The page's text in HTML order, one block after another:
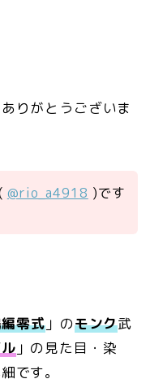
りがとうございま
@rio_a4918 )です
零式」のモンク武
」の見た目・染
です。